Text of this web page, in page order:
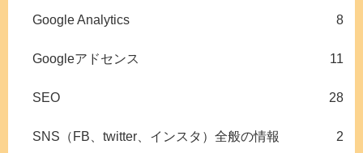
Google Analytics 8
Googleアドセンス 11
SEO 28
SNS（FB、twitter、インスタ）全般の情報 2